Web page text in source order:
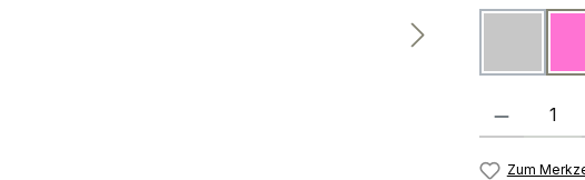
Produkt
Zum